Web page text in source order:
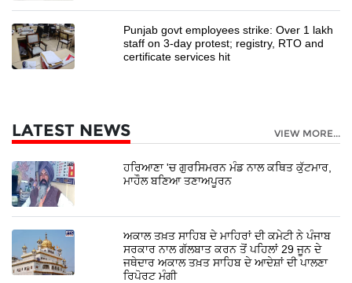
Punjab govt employees strike: Over 1 lakh
staff on 3-day protest; registry, RTO and
certificate services hit
LATEST NEWS VIEW MORE...
ਹਰਿਆਣਾ 'ਚ ਗੁਰਸਿਮਰਨ ਮੰਡ ਨਾਲ ਕਥਿਤ ਕੁੱਟਮਾਰ,
ਮਾਹੌਲ ਬਣਿਆ ਤਣਾਅਪੂਰਨ
ਅਕਾਲ ਤਖ਼ਤ ਸਾਹਿਬ ਦੇ ਮਾਹਿਰਾਂ ਦੀ ਕਮੇਟੀ ਨੇ ਪੰਜਾਬ
ਸਰਕਾਰ ਨਾਲ ਗੱਲਬਾਤ ਕਰਨ ਤੋਂ ਪਹਿਲਾਂ 29 ਜੂਨ ਦੇ
ਜਥੇਦਾਰ ਅਕਾਲ ਤਖ਼ਤ ਸਾਹਿਬ ਦੇ ਆਦੇਸ਼ਾਂ ਦੀ ਪਾਲਣਾ
ਰਿਪੋਰਟ ਮੰਗੀ